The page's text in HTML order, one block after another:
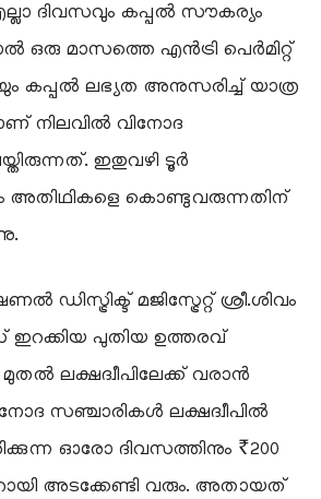
ദിവസവും കപ്പൽ സൗകര്യം
ഒരു മാസത്തെ എൻട്രി പെർമിറ്റ്
കപ്പൽ ലഭ്യത അനുസരിച്ച് യാത്ര
നിലവിൽ വിനോദ
ഇതുവഴി ടൂർ
അതിഥികളെ കൊണ്ടുവരുന്നതിന്
മജിസ്ട്രേറ്റ് ശ്രീ.ശിവം
പുതിയ ഉത്തരവ്
ലക്ഷദ്വീപിലേക്ക് വരാൻ
സഞ്ചാരികൾ ലക്ഷദ്വീപിൽ
ഓരോ ദിവസത്തിനും ₹200
അടക്കേണ്ടി വരും. അതായത്